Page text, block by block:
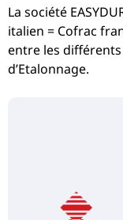
La société
italien = Cofrac
entre les
d’Etalonnage.